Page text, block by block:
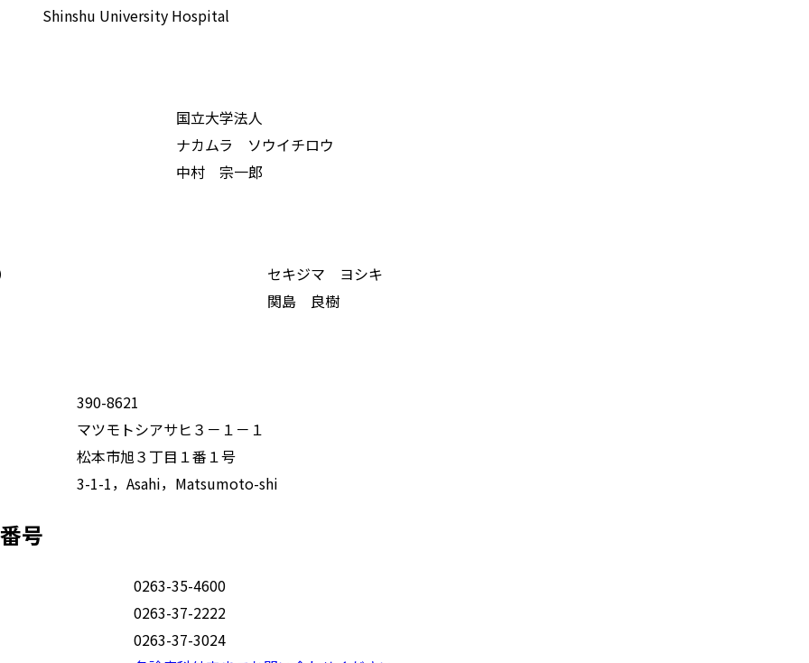
Shinshu University Hospital
国立大学法人
ナカムラ ソウイチロウ
中村 宗一郎
セキジマ ヨシキ
関島 良樹
390-8621
マツモトシアサヒ３－１－１
松本市旭３丁目１番１号
3-1-1，Asahi，Matsumoto-shi
号
0263-35-4600
0263-37-2222
0263-37-3024